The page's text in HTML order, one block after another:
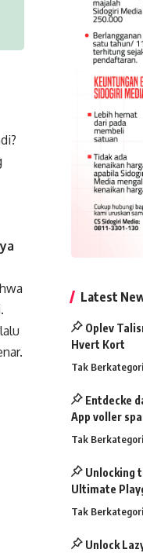
Latest
Oplev
Hvert Kort
Tak Berkategori
Entdecke
App voller
Tak Berkategori
Unlocking
Ultimate
Tak Berkategori
Unlock